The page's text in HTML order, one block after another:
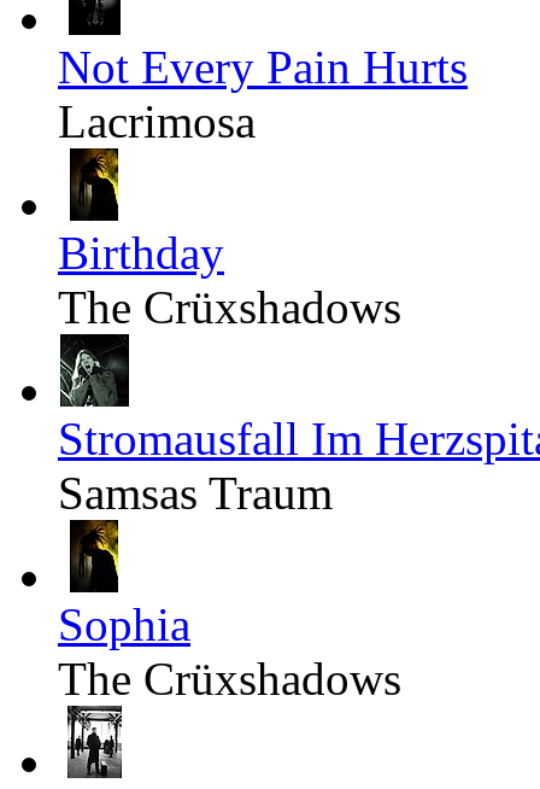
Not Every Pain Hurts
Lacrimosa
Birthday
The Crüxshadows
Stromausfall Im
Samsas Traum
Sophia
The Crüxshadows